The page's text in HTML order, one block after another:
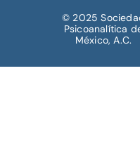
© 2025
Psicoanalítica
México, A.C.